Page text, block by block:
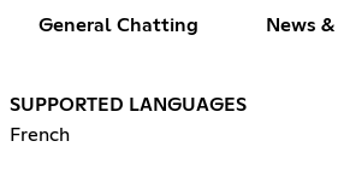
General Chatting News
SUPPORTED LANGUAGES
French